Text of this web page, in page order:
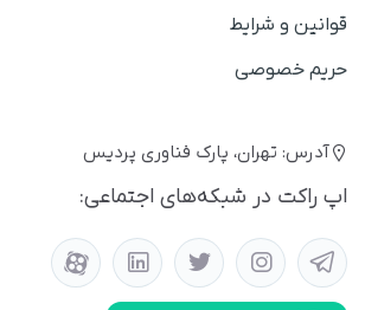
قوانین و شرایط
حریم خصوصی
آدرس: تهران، پارک فناوری پردیس
اپ راکت در شبکه‌های اجتماعی: